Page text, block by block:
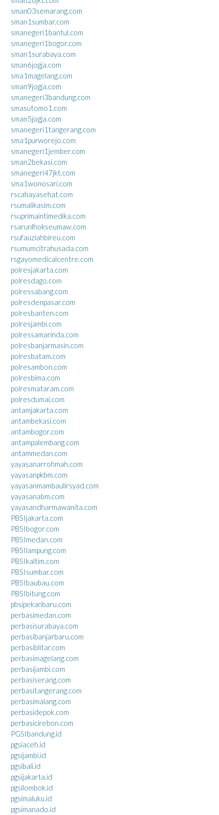
sman03semarang.com
sman1sumbar.com
smanegeri1bantul.com
smanegeri1bogor.com
sman1surabaya.com
sman6jogja.com
sma1magelang.com
sman9jogja.com
smanegeri3bandung.com
smasutomo1.com
sman5jogja.com
smanegeri1tangerang.com
sma1purworejo.com
smanegeri1jember.com
sman2bekasi.com
smanegeri47jkt.com
sma1wonosari.com
rscahayasehat.com
rsumalikasim.com
rsuprimaintimedika.com
rsarunlhokseumaw.com
rsufauziahbireu.com
rsumumcitrahusada.com
rsgayomedicalcentre.com
polresjakarta.com
polresdago.com
polressabang.com
polresdenpasar.com
polresbanten.com
polresjambi.com
polressamarinda.com
polresbanjarmasin.com
polresbatam.com
polresambon.com
polresbima.com
polresmataram.com
polresdumai.com
antamjakarta.com
antambekasi.com
antambogor.com
antampalembang.com
antammedan.com
yayasanarrohmah.com
yayasanpkbm.com
yayasanmambaulirsyad.com
yayasanabm.com
yayasandharmawanita.com
PBSIjakarta.com
PBSIbogor.com
PBSImedan.com
PBSIlampung.com
PBSIkaltim.com
PBSIsumbar.com
PBSIbaubau.com
PBSIbitung.com
pbsipekanbaru.com
perbasimedan.com
perbasisurabaya.com
perbasibanjarbaru.com
perbasiblitar.com
perbasimagelang.com
perbasijambi.com
perbasiserang.com
perbasitangerang.com
perbasimalang.com
perbasidepok.com
perbasicirebon.com
PGSIbandung.id
pgsiaceh.id
pgsijambi.id
pgsibali.id
pgsijakarta.id
pgsilombok.id
pgsimaluku.id
pgsimanado.id